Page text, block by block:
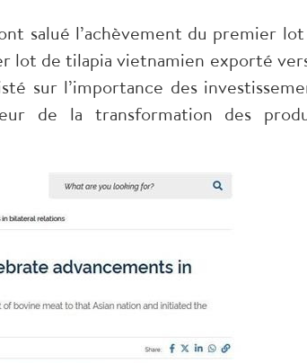
salué l’achèvement du premier
lot de tilapia vietnamien exporté
sur l’importance des
de la transformation des